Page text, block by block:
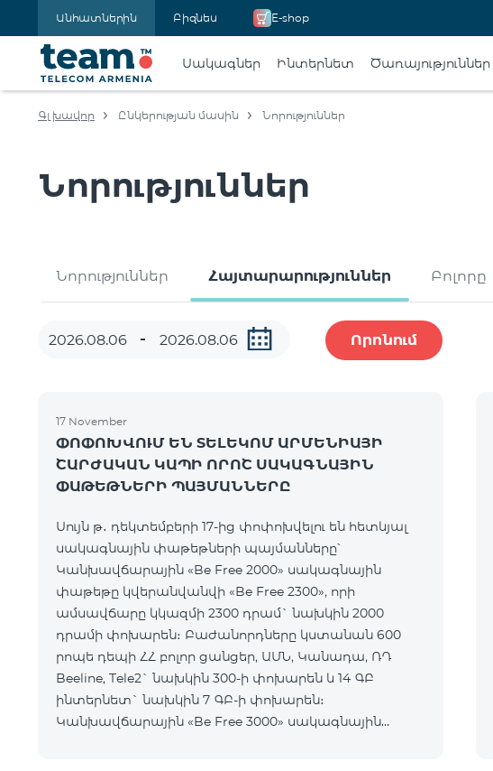
Անհատներին Բիզնես E-shop
Սակագներ Ինտերնետ Ծառայություններ
Գլխավոր Ընկերության մասին Նորություններ
Նորություններ
Նորություններ Հայտարարություններ Բոլորը
Որոնում
17 November
ՓՈՓՈԽՎՈՒՄ ԵՆ ՏԵԼԵԿՈՄ ԱՐՄԵՆԻԱՅԻ
ՇԱՐԺԱԿԱՆ ԿԱՊԻ ՈՐՈՇ ՍԱԿԱԳՆԱՅԻՆ
ՓԱԹԵԹՆԵՐԻ ՊԱՅՄԱՆՆԵՐԸ
Սույն թ․ դեկտեմբերի 17-ից փոփոխվելու են հետևյալ
սակագնային փաթեթների պայմանները՝
Կանխավճարային «Be Free 2000» սակագնային
փաթեթը կվերանվանվի «Be Free 2300», որի
ամսավճարը կկազմի 2300 դրամ` նախկին 2000
դրամի փոխարեն։ Բաժանորդները կստանան 600
րոպե դեպի ՀՀ բոլոր ցանցեր, ԱՄՆ, Կանադա, ՌԴ
Beeline, Tele2` նախկին 300-ի փոխարեն և 14 ԳԲ
ինտերնետ` նախկին 7 ԳԲ-ի փոխարեն։
Կանխավճարային «Be Free 3000» սակագնային